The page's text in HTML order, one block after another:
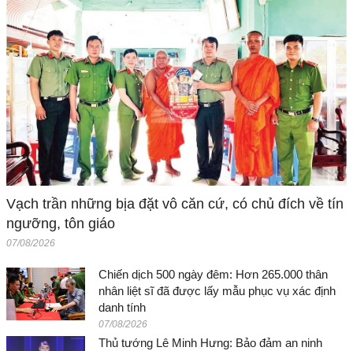
Vạch trần những bịa đặt vô căn cứ, có chủ đích về tín
ngưỡng, tôn giáo
07/08/2026
Chiến dịch 500 ngày đêm: Hơn 265.000 thân
nhân liệt sĩ đã được lấy mẫu phục vụ xác định
danh tính
07/08/2026
Thủ tướng Lê Minh Hưng: Bảo đảm an ninh